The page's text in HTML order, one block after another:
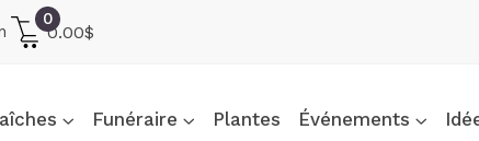
0
0.00$
Funéraire Plantes Événements